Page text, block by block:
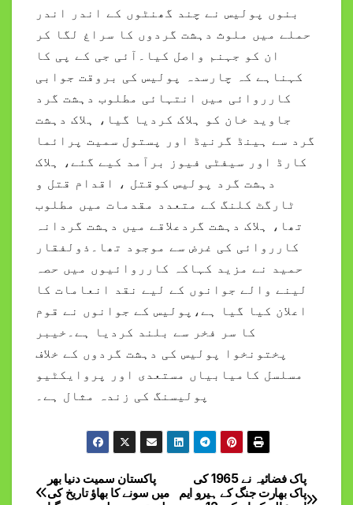
بنوں پولیس نے چند گھنٹوں کے اندر اندر
حملے میں ملوث دہشت گردوں کا سراغ لگا کر
ان کو جہنم واصل کیا۔آئی جی کے پی کا
کہناہے کہ چارسدہ پولیس کی بروقت جوابی
کارروائی میں انتہائی مطلوب دہشت گرد
جاوید خان کو ہلاک کردیا گیا، ہلاک دہشت
گرد سے ہینڈ گرنیڈ اور پستول سمیت پرائما
کارڈ اور سیفٹی فیوز برآمد کیے گئے، ہلاک
دہشت گرد پولیس کوقتل ، اقدام قتل و
ٹارگٹ کلنگ کے متعدد مقدمات میں مطلوب
تھا، ہلاک دہشت گردعلاقے میں دہشت گردانہ
کارروائی کی غرض سے موجود تھا۔ذولفقار
حمید نے مزید کہاکہ کارروائیوں میں حصہ
لینے والے جوانوں کے لیے نقد انعامات کا
اعلان کیا گیا ہے،پولیس کے جوانوں نے قوم
کا سر فخر سے بلند کردیا ہے۔خیبر
پختونخوا پولیس کی دہشت گردوں کے خلاف
مسلسل کامیابیاں مستعدی اور پروایکٹیو
پولیسنگ کی زندہ مثال ہے۔
Post
پاک فضائیہ نے 1965 کی
پاک بھارت جنگ کے ہیرو ایم
پاکستان سمیت دنیا بھر
میں سونے کا بھاؤ تاریخ کی